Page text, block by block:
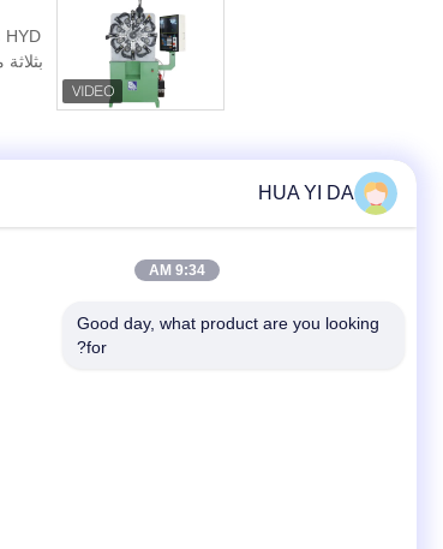
HUA YI DA
9:34 AM
Good day, what product are you looking
for?